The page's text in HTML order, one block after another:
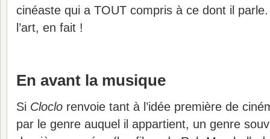
cinéaste qui a TOUT compris à ce dont il
l’art, en fait !
En avant la musique
Si Cloclo renvoie tant à l’idée première de
par le genre auquel il appartient, un genre